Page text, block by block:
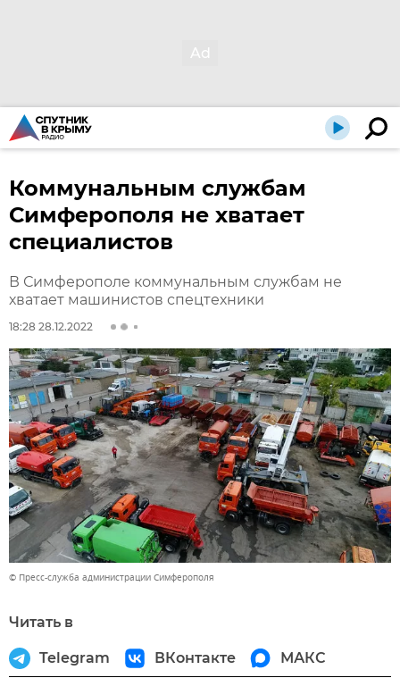
Коммунальным службам
Симферополя не хватает
специалистов
В Симферополе коммунальным службам не
хватает машинистов спецтехники
18:28 28.12.2022
© Пресс-служба администрации Симферополя
Читать в
Telegram ВКонтакте МАКС